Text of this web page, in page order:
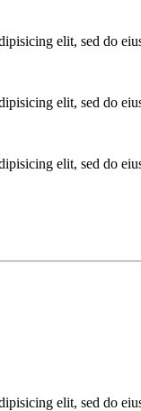
elit, sed do
elit, sed do
elit, sed do
elit, sed do